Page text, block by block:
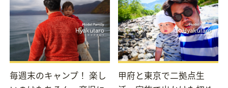
毎週末のキャンプ！ 楽し
甲府と東京で二拠点生